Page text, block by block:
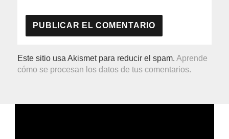
Este sitio usa Akismet para reducir el spam.Aprende
cómo se procesan los datos de tus comentarios.